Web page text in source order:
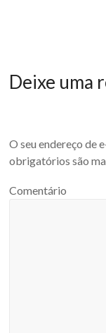
Deixe uma
O seu endereço de
obrigatórios são
Comentário